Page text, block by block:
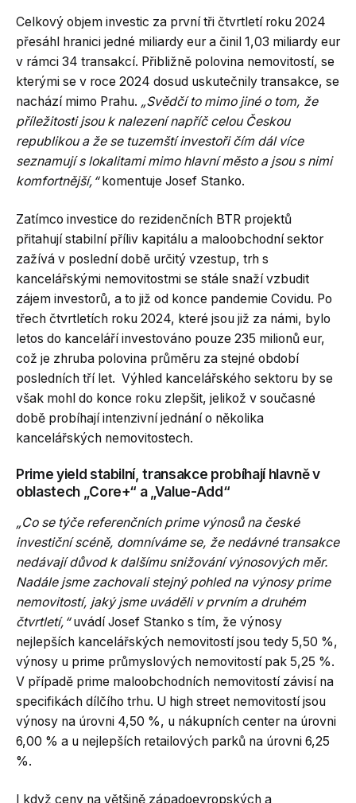
Celkový objem investic za první tři čtvrtletí roku 2024
přesáhl hranici jedné miliardy eur a činil 1,03 miliardy eur
v rámci 34 transakcí. Přibližně polovina nemovitostí, se
kterými se v roce 2024 dosud uskutečnily transakce, se
nachází mimo Prahu. „Svědčí to mimo jiné o tom, že
příležitosti jsou k nalezení napříč celou Českou
republikou a že se tuzemští investoři čím dál více
seznamují s lokalitami mimo hlavní město a jsou s nimi
komfortnější,“komentuje Josef Stanko.
Zatímco investice do rezidenčních BTR projektů
přitahují stabilní příliv kapitálu a maloobchodní sektor
zažívá v poslední době určitý vzestup, trh s
kancelářskými nemovitostmi se stále snaží vzbudit
zájem investorů, a to již od konce pandemie Covidu. Po
třech čtvrtletích roku 2024, které jsou již za námi, bylo
letos do kanceláří investováno pouze 235 milionů eur,
což je zhruba polovina průměru za stejné období
posledních tří let. Výhled kancelářského sektoru by se
však mohl do konce roku zlepšit, jelikož v současné
době probíhají intenzivní jednání o několika
kancelářských nemovitostech.
Prime yield stabilní, transakce probíhají hlavně v
oblastech „Core+“ a „Value-Add“
„Co se týče referenčních prime výnosů na české
investiční scéně, domníváme se, že nedávné transakce
nedávají důvod k dalšímu snižování výnosových měr.
Nadále jsme zachovali stejný pohled na výnosy prime
nemovitostí, jaký jsme uváděli v prvním a druhém
čtvrtletí,“uvádí Josef Stanko s tím, že výnosy
nejlepších kancelářských nemovitostí jsou tedy 5,50 %,
výnosy u prime průmyslových nemovitostí pak 5,25 %.
V případě prime maloobchodních nemovitostí závisí na
specifikách dílčího trhu. U high street nemovitostí jsou
výnosy na úrovni 4,50 %, u nákupních center na úrovni
6,00 % a u nejlepších retailových parků na úrovni 6,25
%.
I když ceny na většině západoevropských a